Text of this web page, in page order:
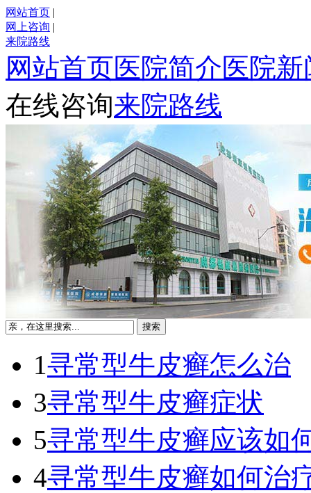
网站首页 |
网上咨询 |
来院路线
网站首页医院简介医院新
在线咨询来院路线
1寻常型牛皮癣怎么治
3寻常型牛皮癣症状
5寻常型牛皮癣应该如
4寻常型牛皮癣如何治